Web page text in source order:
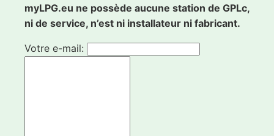
myLPG.eu ne possède aucune station de GPLc,
ni de service, n’est ni installateur ni fabricant.
Votre e-mail: